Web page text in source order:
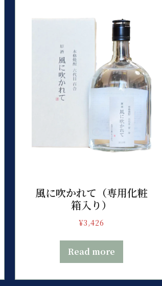
風に吹かれて（専用化粧
箱入り）
¥3,426
Read more